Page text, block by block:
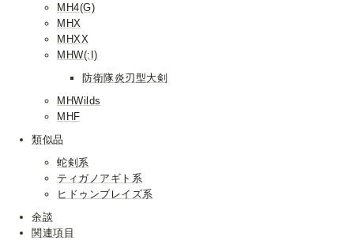
MH4(G)
MHX
MHXX
MHW(:I)
防衛隊炎刃型大剣
MHWilds
MHF
類似品
蛇剣系
ティガノアギト系
ヒドゥンブレイズ系
余談
関連項目